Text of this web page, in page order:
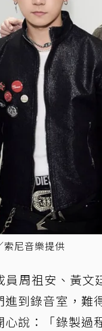
尼音樂提供
員周祖安、黃文
進到錄音室，難
心說：「錄製過